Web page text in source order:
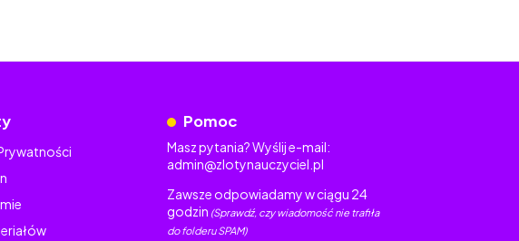
Pomoc
Masz pytania? Wyślij e-mail:
admin@zlotynauczyciel.pl
Zawsze odpowiadamy w ciągu 24
godzin (Sprawdź, czy wiadomość nie trafiła
do folderu SPAM)